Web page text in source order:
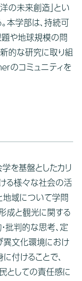
洋の未来創造」とい
本学部は、持続可
や地球規模の問
的な研究に取り組
のコミュニティを
を基盤としたカリ
る様々な社会の活
地域について学問
成と観光に関する
批判的な思考、定
異文化環境におけ
付けることで、
としての責任感に